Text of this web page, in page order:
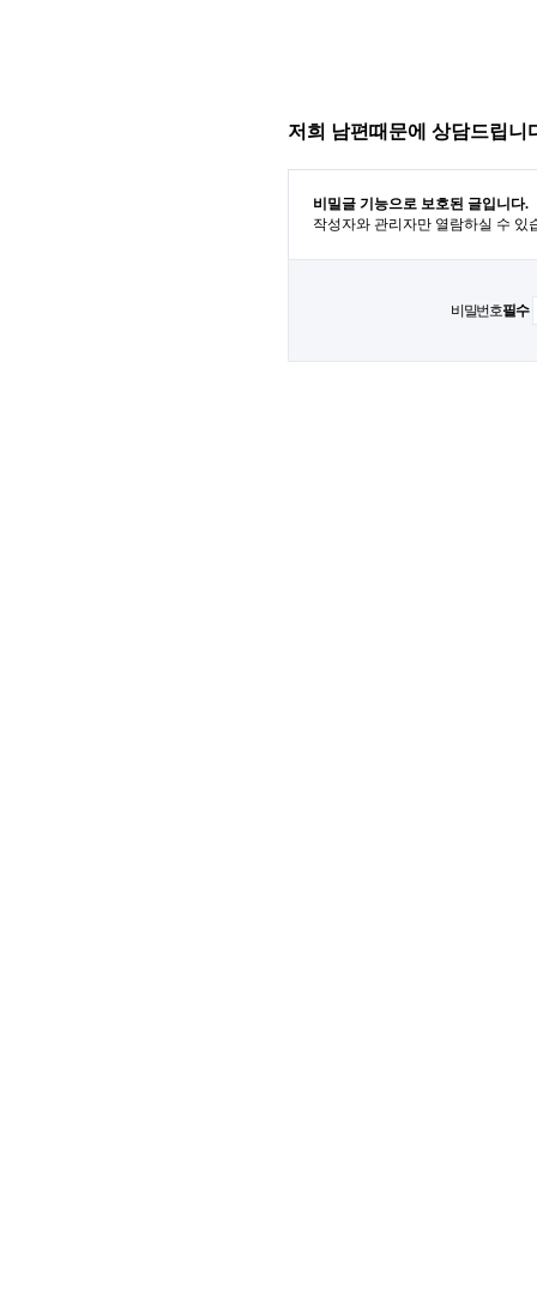
저희 남편때문에 상담드립니
비밀글 기능으로 보호된 글입니다.
작성자와 관리자만 열람하실 수 있
비밀번호필수